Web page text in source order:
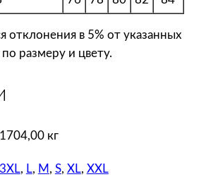
отклонения в 5% от указанных
размеру и цвету.
1704,00 кг
3XL, L, M , S, XL, XXL